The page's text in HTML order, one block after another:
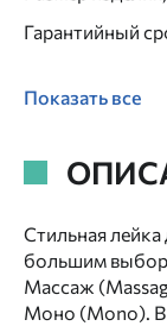
Гарантийный
Показать все
Стильная
большим
Массаж
Моно (Mono). В